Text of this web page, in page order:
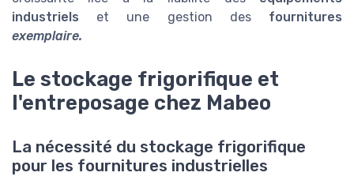
industriels et une gestion des fournitures
exemplaire.
Le stockage frigorifique et
l'entreposage chez Mabeo
La nécessité du stockage frigorifique
pour les fournitures industrielles